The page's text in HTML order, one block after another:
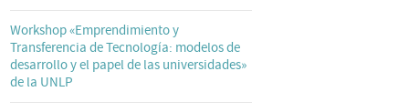
Workshop «Emprendimiento y
Transferencia de Tecnología: modelos de
desarrollo y el papel de las universidades»
de la UNLP